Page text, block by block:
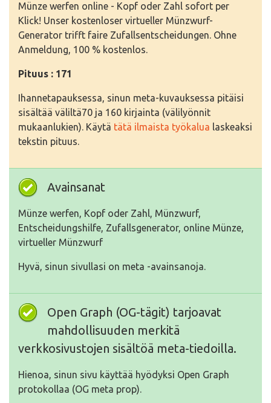
Münze werfen online - Kopf oder Zahl sofort per
Klick! Unser kostenloser virtueller Münzwurf-
Generator trifft faire Zufallsentscheidungen. Ohne
Anmeldung, 100 % kostenlos.
Pituus : 171
Ihannetapauksessa, sinun meta-kuvauksessa pitäisi
sisältää väliltä70 ja 160 kirjainta (välilyönnit
mukaanlukien). Käytä tätä ilmaista työkalua laskeaksi
tekstin pituus.
Avainsanat
Münze werfen, Kopf oder Zahl, Münzwurf,
Entscheidungshilfe, Zufallsgenerator, online Münze,
virtueller Münzwurf
Hyvä, sinun sivullasi on meta -avainsanoja.
Open Graph (OG-tägit) tarjoavat
mahdollisuuden merkitä
verkkosivustojen sisältöä meta-tiedoilla.
Hienoa, sinun sivu käyttää hyödyksi Open Graph
protokollaa (OG meta prop).